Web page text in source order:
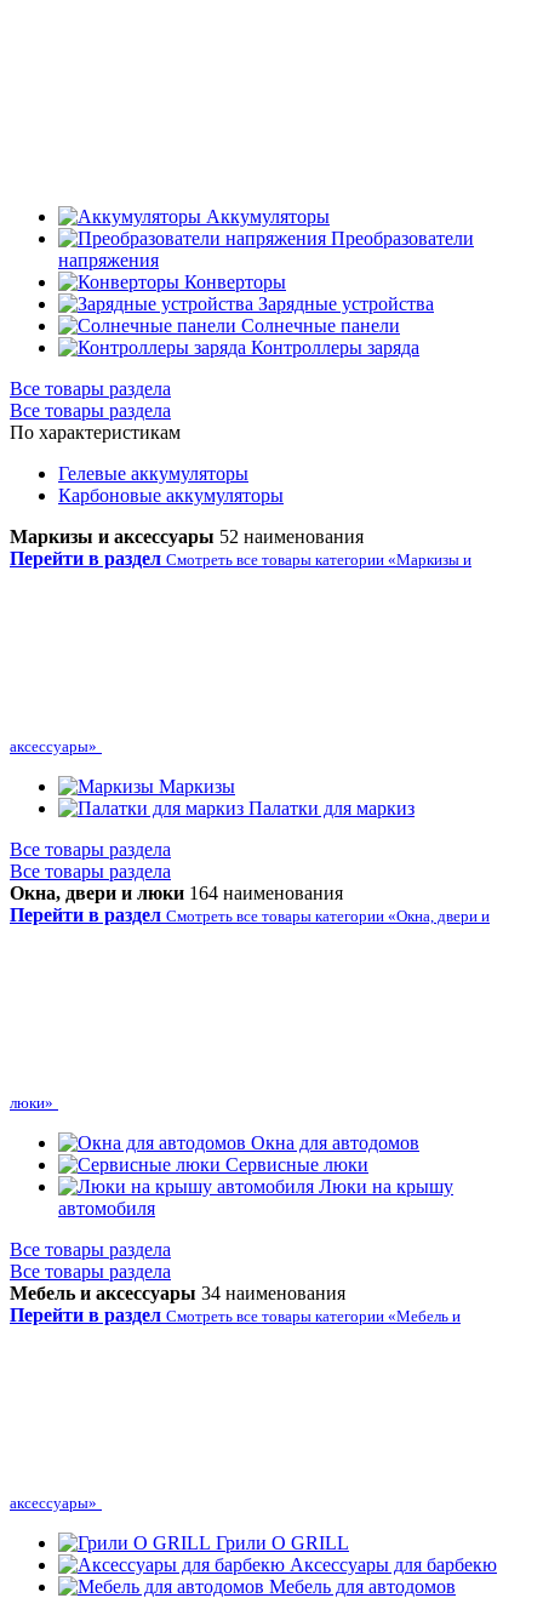
Аккумуляторы
Преобразователи
напряжения
Конверторы
Зарядные устройства
Солнечные панели
Контроллеры заряда
Все товары раздела
Все товары раздела
По характеристикам
Гелевые аккумуляторы
Карбоновые аккумуляторы
Маркизы и аксессуары 52 наименования
Перейти в раздел Смотреть все товары категории «Маркизы и
аксессуары»
Маркизы
Палатки для маркиз
Все товары раздела
Все товары раздела
Окна, двери и люки 164 наименования
Перейти в раздел Смотреть все товары категории «Окна, двери и
люки»
Окна для автодомов
Сервисные люки
Люки на крышу
автомобиля
Все товары раздела
Все товары раздела
Мебель и аксессуары 34 наименования
Перейти в раздел Смотреть все товары категории «Мебель и
аксессуары»
Грили O GRILL
Аксессуары для барбекю
Мебель для автодомов